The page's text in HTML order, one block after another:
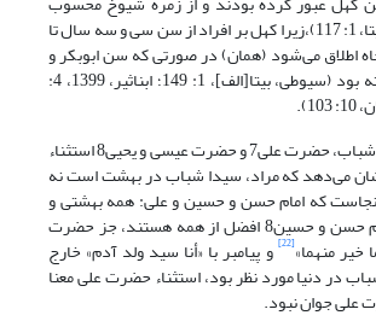
می‌شوند (مناوی، بی‏تا، 1: 117)،زیرا کهل بر افراد از سن سی و سه سال تا
اطلاق می‌شود (همان) در صورتی که سن ابوبکر و
عمر از پنجاه گذشته بود (سیوطی، بی‏تا[الف]، 1: 149؛ ابن‏اثیر، 1399، 4:
ثالثاً از روایت سیدا شباب، حضرت علی7 و حضرت عیسی و یحیی8 استثناء
می‌دهد که مراد، سیدا شباب در بهشت است نه
که امام حسن و حسین و علی: همه بهشتی و
جوان هستند و امام حسن و حسین8 افضل از همه هستند، جز حضرت
[22] و پیامبر با «أنا سید ولد آدم» خارج
در دنیا مورد نظر بود، استثناء حضرت علی معنا
جوان نبود.